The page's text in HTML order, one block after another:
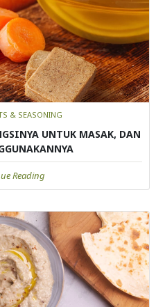
& SEASONING
UNTUK MASAK, DAN
Reading